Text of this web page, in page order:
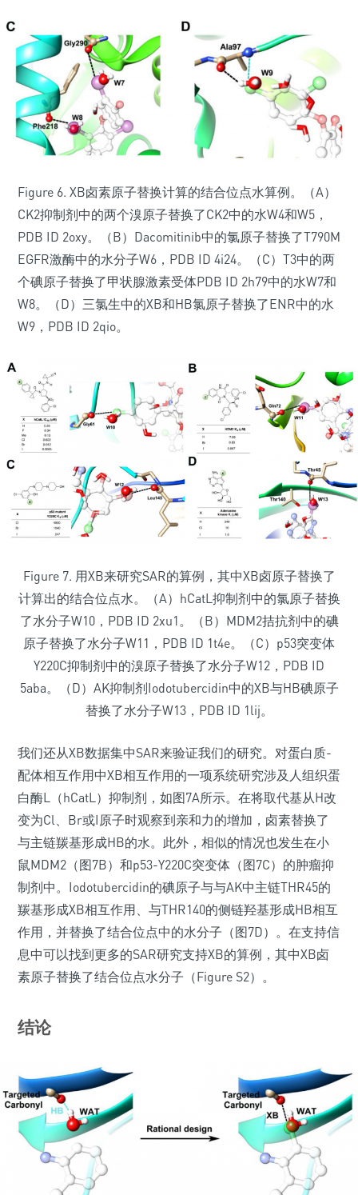
Figure 6. XB卤素原子替换计算的结合位点水算例。（A）
CK2抑制剂中的两个溴原子替换了CK2中的水W4和W5，
PDB ID 2oxy。（B）Dacomitinib中的氯原子替换了T790M
EGFR激酶中的水分子W6，PDB ID 4i24。（C）T3中的两
个碘原子替换了甲状腺激素受体PDB ID 2h79中的水W7和
W8。（D）三氯生中的XB和HB氯原子替换了ENR中的水
W9，PDB ID 2qio。
Figure 7. 用XB来研究SAR的算例，其中XB卤原子替换了
计算出的结合位点水。（A）hCatL抑制剂中的氯原子替换
了水分子W10，PDB ID 2xu1。（B）MDM2拮抗剂中的碘
原子替换了水分子W11，PDB ID 1t4e。（C）p53突变体
Y220C抑制剂中的溴原子替换了水分子W12，PDB ID
5aba。（D）AK抑制剂Iodotubercidin中的XB与HB碘原子
替换了水分子W13，PDB ID 1lij。
我们还从XB数据集中SAR来验证我们的研究。对蛋白质-
配体相互作用中XB相互作用的一项系统研究涉及人组织蛋
白酶L（hCatL）抑制剂，如图7A所示。在将取代基从H改
变为Cl、Br或I原子时观察到亲和力的增加，卤素替换了
与主链羰基形成HB的水。此外，相似的情况也发生在小
鼠MDM2（图7B）和p53-Y220C突变体（图7C）的肿瘤抑
制剂中。Iodotubercidin的碘原子与与AK中主链THR45的
羰基形成XB相互作用、与THR140的侧链羟基形成HB相互
作用，并替换了结合位点中的水分子（图7D）。在支持信
息中可以找到更多的SAR研究支持XB的算例，其中XB卤
素原子替换了结合位点水分子（Figure S2）。
结论